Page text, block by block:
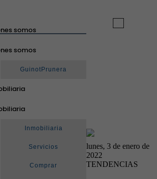
Toggle
somos
somos
GuinotPrunera
Inmobiliaria
Servicios
Comprar
lunes, 3 de enero de
2022
TENDENCIAS